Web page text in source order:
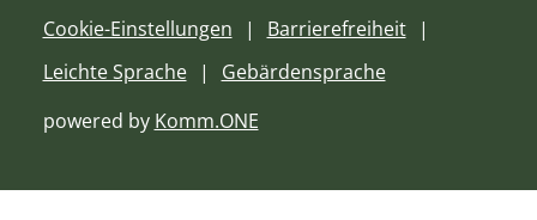
Cookie-Einstellungen
Barrierefreiheit
Leichte Sprache
Gebärdensprache
powered by Komm.ONE